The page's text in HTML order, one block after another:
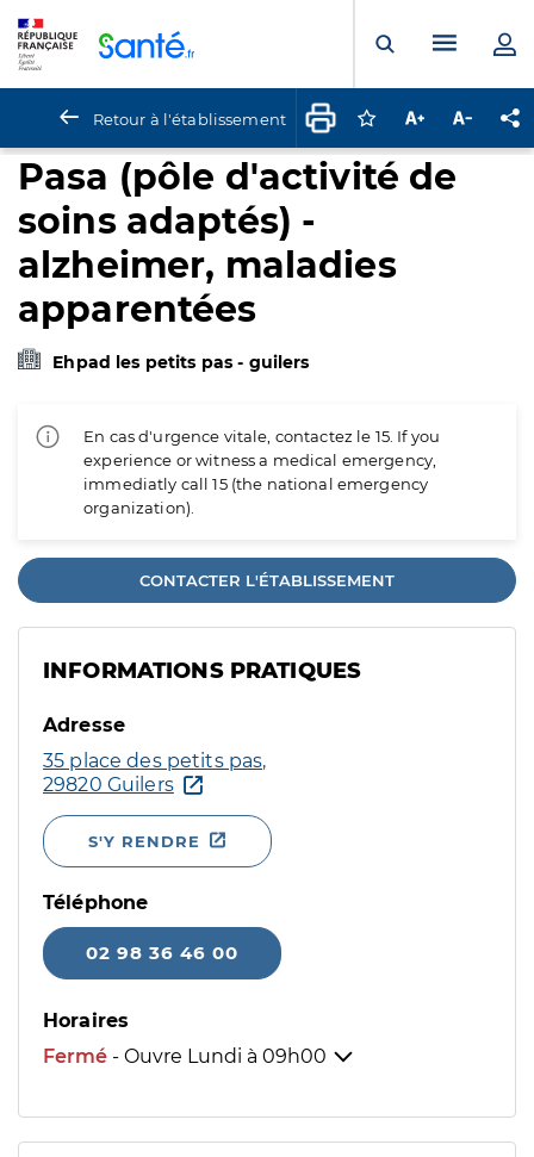
Ouvrir laMenu
Retour à l'établissement Connectez-vous
Augmenter la
Pasa (pôle d'activité de
soins adaptés) -
alzheimer, maladies
apparentées
Ehpad les petits pas - guilers
En cas d'urgence vitale, contactez le 15. If you
experience or witness a medical emergency,
immediatly call 15 (the national emergency
organization).
CONTACTER L'ÉTABLISSEMENT
INFORMATIONS PRATIQUES
Adresse
35 place des petits pas,
29820 Guilers
S'Y RENDRE
Téléphone
02 98 36 46 00
Horaires
Fermé - Ouvre Lundi à 09h00